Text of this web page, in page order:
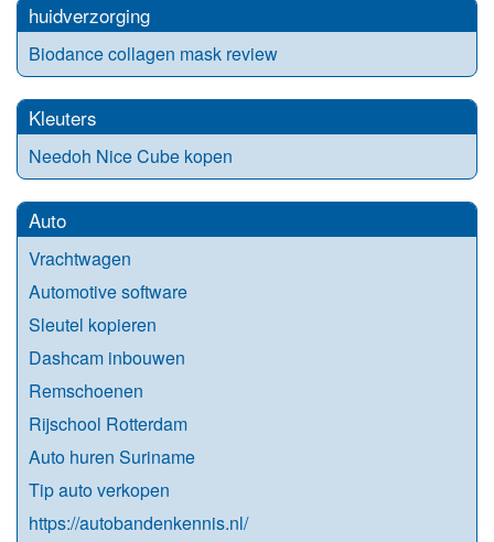
huidverzorging
Biodance collagen mask review
Kleuters
Needoh Nice Cube kopen
Auto
Vrachtwagen
Automotive software
Sleutel kopieren
Dashcam inbouwen
Remschoenen
Rijschool Rotterdam
Auto huren Suriname
Tip auto verkopen
https://autobandenkennis.nl/